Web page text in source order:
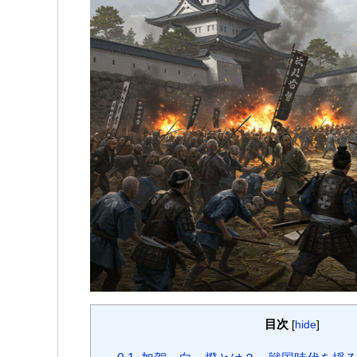
e
b
o
k
t
t
e
s
a
g
e
t
s
A
p
p
s
e
n
g
e
r
e
n
k
e
t
a
t
e
目次 [hide]